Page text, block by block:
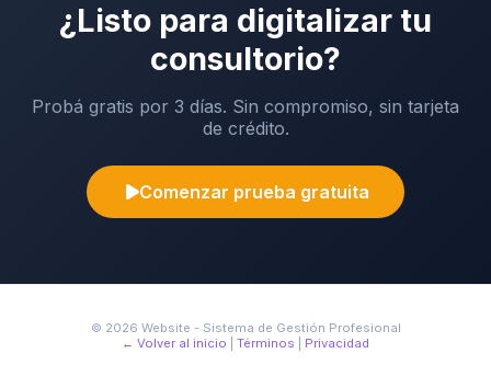
¿Listo para digitalizar tu
consultorio?
Probá gratis por 3 días. Sin compromiso, sin tarjeta
de crédito.
Comenzar prueba gratuita
© 2026 Website - Sistema de Gestión Profesional
← Volver al inicio
Términos Privacidad